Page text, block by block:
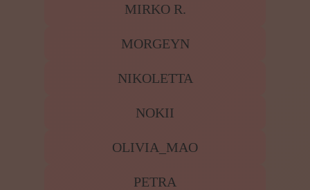
MIRKO R.
MORGEYN
NIKOLETTA
NOKII
OLIVIA_MAO
PETRA